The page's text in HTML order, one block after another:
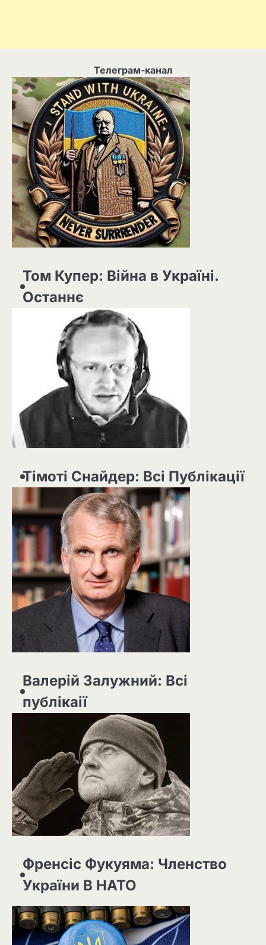
Телеграм-канал
Том Купер: Війна в Україні.
Останнє
Тімоті Снайдер: Всі Публікації
Валерій Залужний: Всі
публікаії
Френсіс Фукуяма: Членство
України В НАТО